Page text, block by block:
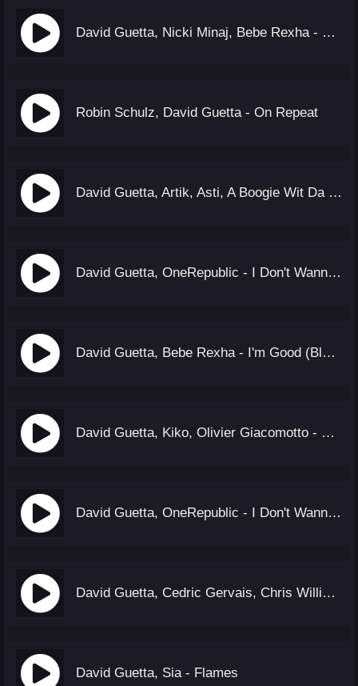
David Guetta, Nicki Minaj, Bebe Rexha - Hey Mama (Mosees Version)
Robin Schulz, David Guetta - On Repeat
David Guetta, Artik, Asti, A Boogie Wit Da Hoodie - Family
David Guetta, OneRepublic - I Don't Wanna Wait
David Guetta, Bebe Rexha - I'm Good (Blue) (Tiesto Remix)
David Guetta, Kiko, Olivier Giacomotto - Home
David Guetta, OneRepublic - I Don't Wanna Wait (DJs From Mars Remix)
David Guetta, Cedric Gervais, Chris Willis - Would I Lie To You (Ayur Tsyrenov DFM Remix)
David Guetta, Sia - Flames